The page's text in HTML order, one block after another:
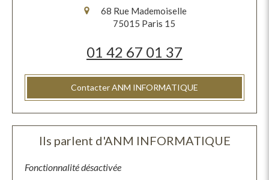
68 Rue Mademoiselle
75015 Paris 15
01 42 67 01 37
Contacter ANM INFORMATIQUE
Ils parlent d'ANM INFORMATIQUE
Fonctionnalité désactivée